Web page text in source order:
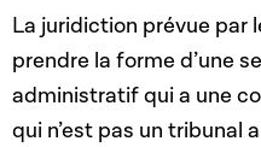
La juridiction prévue par
prendre la forme d’une
administratif qui a une
qui n’est pas un tribunal